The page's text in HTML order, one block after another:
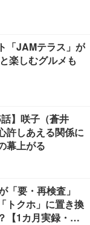
「JAMテラス」が
楽しむグルメも
許しあえる関係に
幕上がる
「要・再検査」
トクホ」に置き換
【1カ月実録・ビ